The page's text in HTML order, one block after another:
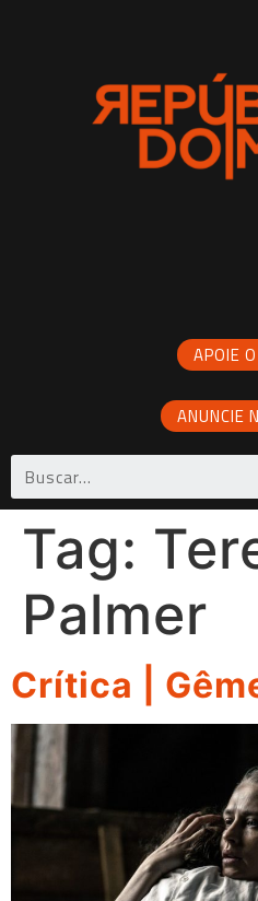
APOIE
ANUNCIE
Tag:
Palmer
Crítica |